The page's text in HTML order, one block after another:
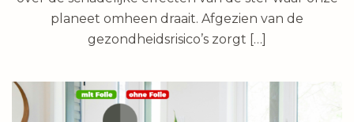
planeet omheen draait. Afgezien van de
gezondheidsrisico’s zorgt […]